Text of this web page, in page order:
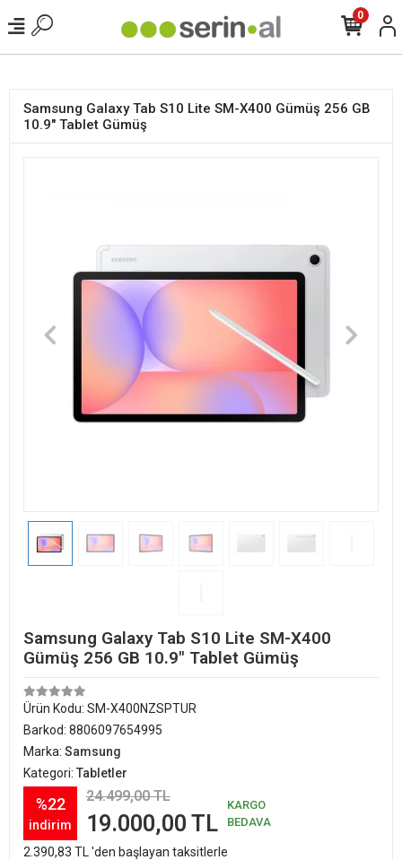
0
Samsung Galaxy Tab S10 Lite SM-X400 Gümüş 256 GB
10.9" Tablet Gümüş
Samsung Galaxy Tab S10 Lite SM-X400
Gümüş 256 GB 10.9" Tablet Gümüş
Ürün Kodu: SM-X400NZSPTUR
Barkod: 8806097654995
Marka: Samsung
Kategori: Tabletler
%22
indirim
24.499,00 TL
19.000,00 TL
KARGO
BEDAVA
2.390,83 TL 'den başlayan taksitlerle